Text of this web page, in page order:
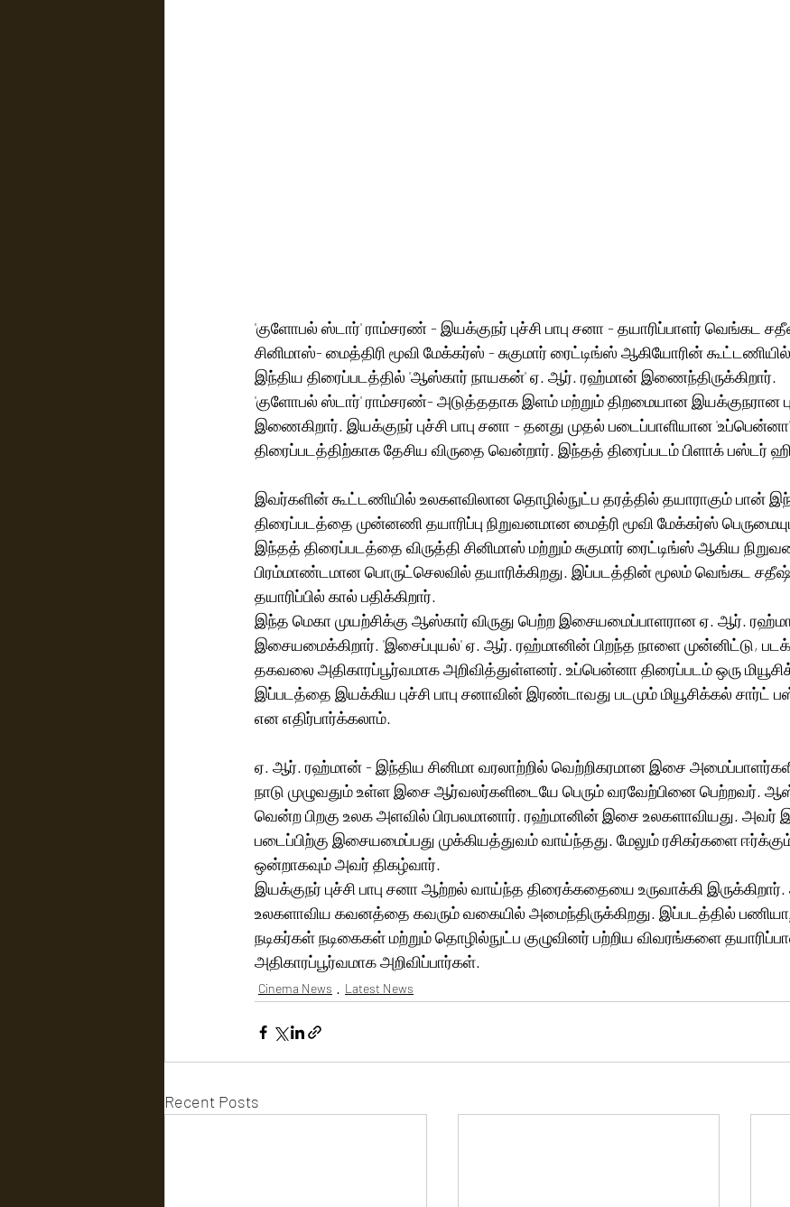
'குளோபல் ஸ்டார்' ராம்சரண் - இயக்குநர் புச்சி பாபு சனா - தயாரிப்பாளர் வெங்கட
சினிமாஸ்- மைத்திரி மூவி மேக்கர்ஸ் - சுகுமார் ரைட்டிங்ஸ் ஆகியோரின்
இந்திய திரைப்படத்தில் 'ஆஸ்கார் நாயகன்' ஏ. ஆர். ரஹ்மான் இணைந்திருக்கிறார்.
'குளோபல் ஸ்டார்' ராம்சரண்- அடுத்ததாக இளம் மற்றும் திறமையான இயக்குநரான
இணைகிறார். இயக்குநர் புச்சி பாபு சனா - தனது முதல் படைப்பாளியான
திரைப்படத்திற்காக தேசிய விருதை வென்றார். இந்தத் திரைப்படம் பிளாக் பஸ்டர்
இவர்களின் கூட்டணியில் உலகளவிலான தொழில்நுட்ப தரத்தில் தயாராகும் பான்
திரைப்படத்தை முன்னணி தயாரிப்பு நிறுவனமான மைத்ரி மூவி மேக்கர்ஸ்
இந்தத் திரைப்படத்தை விருத்தி சினிமாஸ் மற்றும் சுகுமார் ரைட்டிங்ஸ் ஆகிய
பிரம்மாண்டமான பொருட்செலவில் தயாரிக்கிறது. இப்படத்தின் மூலம் வெங்கட சதீஷ்
தயாரிப்பில் கால் பதிக்கிறார்.
இந்த மெகா முயற்சிக்கு ஆஸ்கார் விருது பெற்ற இசையமைப்பாளரான ஏ. ஆர்.
இசையமைக்கிறார். 'இசைப்புயல்' ஏ. ஆர். ரஹ்மானின் பிறந்த நாளை முன்னிட்டு,
தகவலை அதிகாரப்பூர்வமாக அறிவித்துள்ளனர். உப்பென்னா திரைப்படம் ஒரு
இப்படத்தை இயக்கிய புச்சி பாபு சனாவின் இரண்டாவது படமும் மியூசிக்கல் சார்ட்
என எதிர்பார்க்கலாம்.
ஏ. ஆர். ரஹ்மான் - இந்திய சினிமா வரலாற்றில் வெற்றிகரமான இசை
நாடு முழுவதும் உள்ள இசை ஆர்வலர்களிடையே பெரும் வரவேற்பினை பெற்றவர்.
வென்ற பிறகு உலக அளவில் பிரபலமானார். ரஹ்மானின் இசை உலகளாவியது. அவர்
படைப்பிற்கு இசையமைப்பது முக்கியத்துவம் வாய்ந்தது. மேலும் ரசிகர்களை
ஒன்றாகவும் அவர் திகழ்வார்.
இயக்குநர் புச்சி பாபு சனா ஆற்றல் வாய்ந்த திரைக்கதையை உருவாக்கி
உலகளாவிய கவனத்தை கவரும் வகையில் அமைந்திருக்கிறது. இப்படத்தில்
நடிகர்கள் நடிகைகள் மற்றும் தொழில்நுட்ப குழுவினர் பற்றிய விவரங்களை
அதிகாரப்பூர்வமாக அறிவிப்பார்கள்.
Cinema News Latest News
Recent Posts